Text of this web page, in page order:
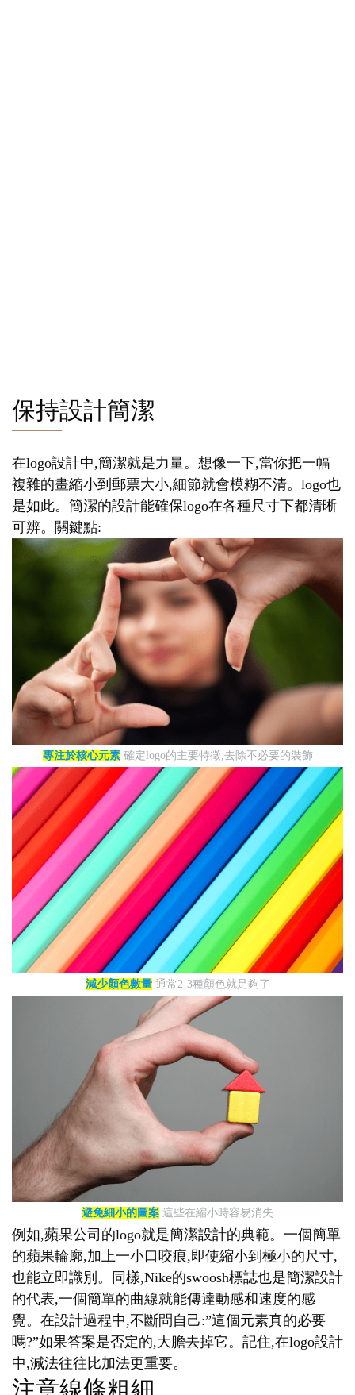
保持設計簡潔
在logo設計中,簡潔就是力量。想像一下,當你把一幅
複雜的畫縮小到郵票大小,細節就會模糊不清。logo也
是如此。簡潔的設計能確保logo在各種尺寸下都清晰
可辨。關鍵點:
專注於核心元素確定logo的主要特徵,去除不必要的裝飾
減少顏色數量通常2-3種顏色就足夠了
避免細小的圖案 這些在縮小時容易消失
例如,蘋果公司的logo就是簡潔設計的典範。一個簡單
的蘋果輪廓,加上一小口咬痕,即使縮小到極小的尺寸,
也能立即識別。同樣,Nike的swoosh標誌也是簡潔設計
的代表,一個簡單的曲線就能傳達動感和速度的感
覺。在設計過程中,不斷問自己:”這個元素真的必要
嗎?”如果答案是否定的,大膽去掉它。記住,在logo設計
中,減法往往比加法更重要。
注意線條粗細